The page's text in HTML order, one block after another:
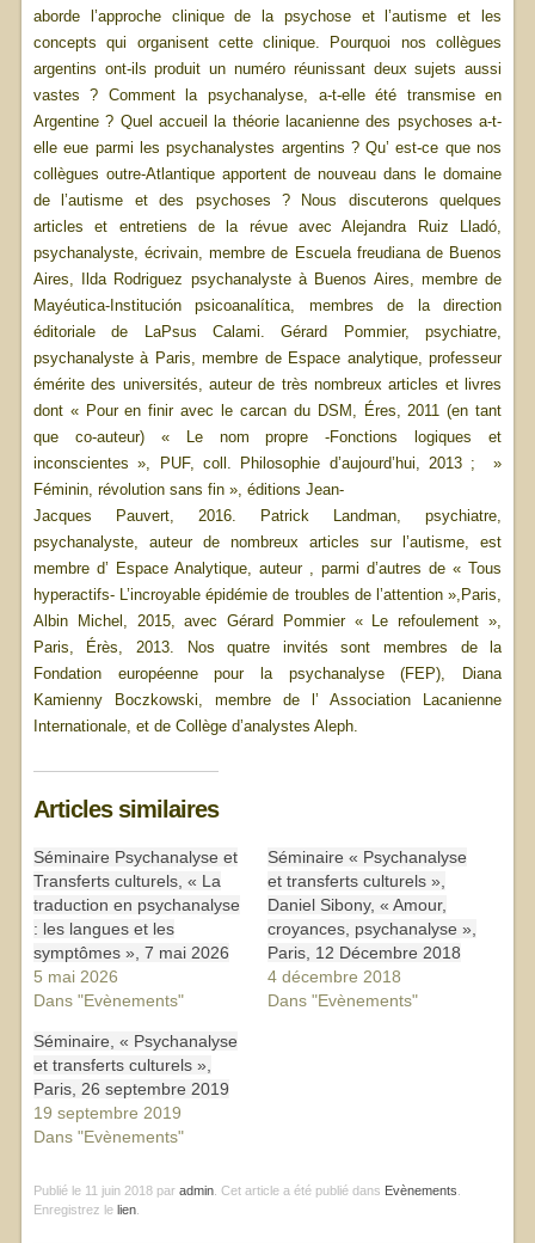
aborde l’approche clinique de la psychose et l’autisme et les
concepts qui organisent cette clinique. Pourquoi nos collègues
argentins ont-ils produit un numéro réunissant deux sujets aussi
vastes ? Comment la psychanalyse, a-t-elle été transmise en
Argentine ? Quel accueil la théorie lacanienne des psychoses a-t-
elle eue parmi les psychanalystes argentins ? Qu’ est-ce que nos
collègues outre-Atlantique apportent de nouveau dans le domaine
de l’autisme et des psychoses ? Nous discuterons quelques
articles et entretiens de la révue avec Alejandra Ruiz Lladó,
psychanalyste, écrivain, membre de Escuela freudiana de Buenos
Aires, Ilda Rodriguez psychanalyste à Buenos Aires, membre de
Mayéutica-Institución psicoanalítica, membres de la direction
éditoriale de LaPsus Calami. Gérard Pommier, psychiatre,
psychanalyste à Paris, membre de Espace analytique, professeur
émérite des universités, auteur de très nombreux articles et livres
dont « Pour en finir avec le carcan du DSM, Éres, 2011 (en tant
que co-auteur) « Le nom propre -Fonctions logiques et
inconscientes », PUF, coll. Philosophie d’aujourd’hui, 2013 ; »
Féminin, révolution sans fin », éditions Jean-
Jacques Pauvert, 2016. Patrick Landman, psychiatre,
psychanalyste, auteur de nombreux articles sur l’autisme, est
membre d’ Espace Analytique, auteur , parmi d’autres de « Tous
hyperactifs- L’incroyable épidémie de troubles de l’attention »,Paris,
Albin Michel, 2015, avec Gérard Pommier « Le refoulement »,
Paris, Érès, 2013. Nos quatre invités sont membres de la
Fondation européenne pour la psychanalyse (FEP), Diana
Kamienny Boczkowski, membre de l’ Association Lacanienne
Internationale, et de Collège d’analystes Aleph.
Articles similaires
Séminaire Psychanalyse et
Transferts culturels, « La
traduction en psychanalyse
: les langues et les
symptômes », 7 mai 2026
5 mai 2026
Dans "Evènements"
Séminaire « Psychanalyse
et transferts culturels »,
Daniel Sibony, « Amour,
croyances, psychanalyse »,
Paris, 12 Décembre 2018
4 décembre 2018
Dans "Evènements"
Séminaire, « Psychanalyse
et transferts culturels »,
Paris, 26 septembre 2019
19 septembre 2019
Dans "Evènements"
Publié le 11 juin 2018 par admin. Cet article a été publié dans Evènements
Enregistrez le lien.